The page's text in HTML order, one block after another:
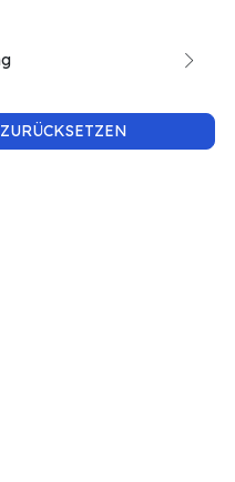
ZURÜCKSETZEN